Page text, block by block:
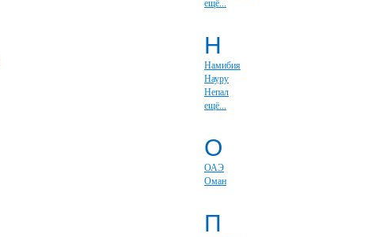
ещё...
Н
Намибия
Науру
Непал
ещё...
О
ОАЭ
Оман
П